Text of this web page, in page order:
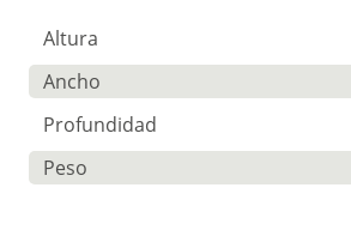
Altura
Ancho
Profundidad
Peso